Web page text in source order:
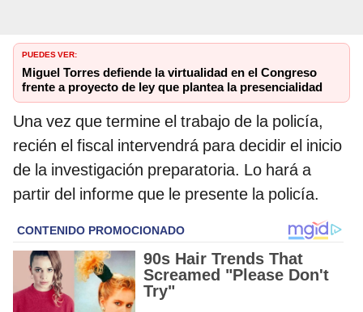
PUEDES VER:
Miguel Torres defiende la virtualidad en el Congreso
frente a proyecto de ley que plantea la presencialidad
Una vez que termine el trabajo de la policía,
recién el fiscal intervendrá para decidir el inicio
de la investigación preparatoria. Lo hará a
partir del informe que le presente la policía.